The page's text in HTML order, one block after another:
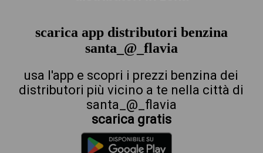
scarica app distributori benzina
santa_@_flavia
usa l'app e scopri i prezzi benzina dei
distributori più vicino a te nella città di
santa_@_flavia
scarica gratis